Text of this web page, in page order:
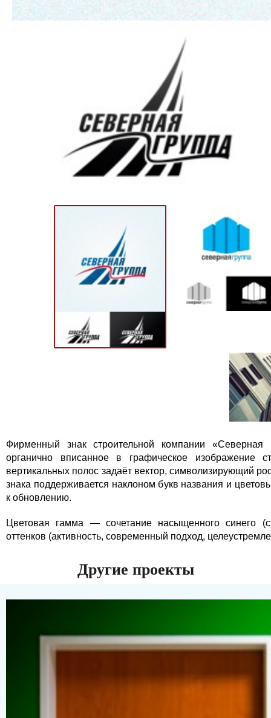
Фирменный знак строительной компании «Северная
органично вписанное в графическое изображение
вертикальных полос задаёт вектор, символизирующий
знака поддерживается наклоном букв названия и
к обновлению.
Цветовая гамма — сочетание насыщенного синего
оттенков (активность, современный подход,
Другие проекты